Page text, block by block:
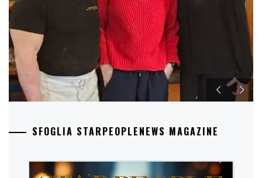
SFOGLIA STARPEOPLENEWS MAGAZINE